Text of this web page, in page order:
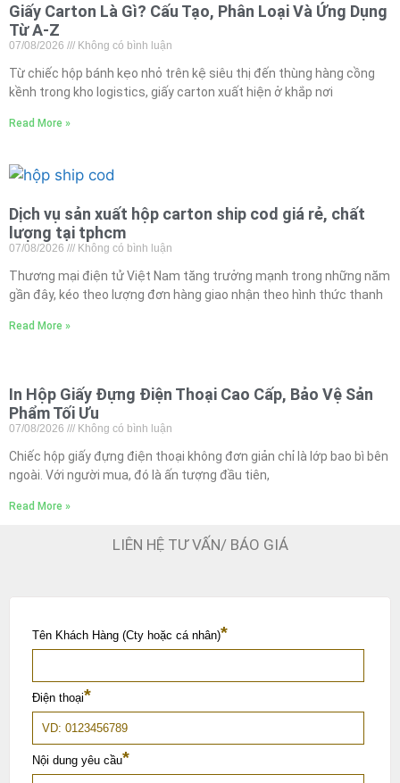
Giấy Carton Là Gì? Cấu Tạo, Phân Loại Và Ứng Dụng
Từ A-Z
07/08/2026 Không có bình luận
Từ chiếc hộp bánh kẹo nhỏ trên kệ siêu thị đến thùng hàng cồng
kềnh trong kho logistics, giấy carton xuất hiện ở khắp nơi
Read More »
Dịch vụ sản xuất hộp carton ship cod giá rẻ, chất
lượng tại tphcm
07/08/2026 Không có bình luận
Thương mại điện tử Việt Nam tăng trưởng mạnh trong những năm
gần đây, kéo theo lượng đơn hàng giao nhận theo hình thức thanh
Read More »
In Hộp Giấy Đựng Điện Thoại Cao Cấp, Bảo Vệ Sản
Phẩm Tối Ưu
07/08/2026 Không có bình luận
Chiếc hộp giấy đựng điện thoại không đơn giản chỉ là lớp bao bì bên
ngoài. Với người mua, đó là ấn tượng đầu tiên,
Read More »
LIÊN HỆ TƯ VẤN/ BÁO GIÁ